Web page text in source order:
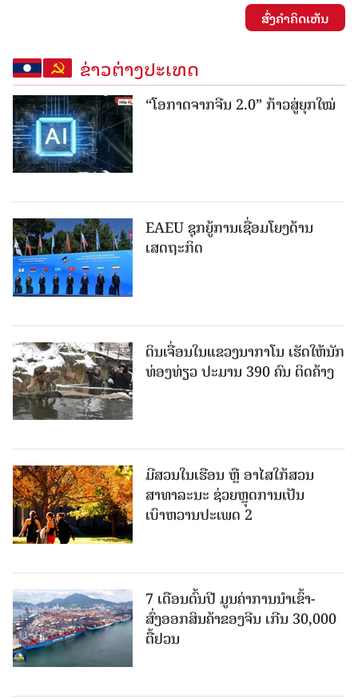
ສົ່ງຄໍາຄິດເຫັນ
ຂ່າວຕ່າງປະເທດ
“ໂອກາດຈາກຈີນ 2.0” ກ້າວສູ່ຍຸກໃໝ່
EAEU ຊຸກຍູ້ການເຊື່ອມໂຍງດ້ານ
ເສດຖະກິດ
ດິນເຈື່ອນໃນແຂວງນາກາໂນ ເຮັດໃຫ້ນັກ
ທ່ອງທ່ຽວ ປະມານ 390 ຄົນ ຕິດຄ້າງ
ມີສວນໃນເຮືອນ ຫຼື ອາໄສໃກ້ສວນ
ສາທາລະນະ ຊ່ວຍຫຼຸດການເປັນ
ເບົາຫວານປະເພດ 2
7 ເດືອນຕົ້ນປີ ມູນຄ່າການນຳເຂົ້າ-
ສົ່ງອອກສິນຄ້າຂອງຈີນ ເກີນ 30,000
ຕື້ຢວນ